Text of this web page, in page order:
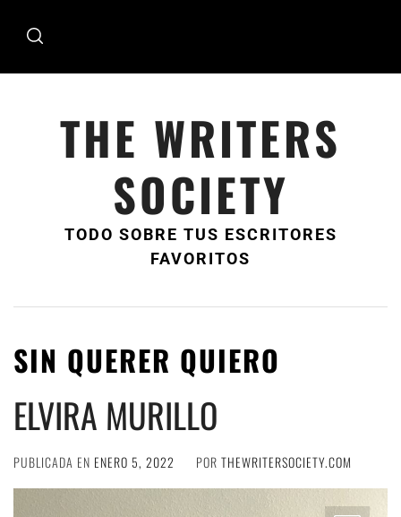
THE WRITERS
SOCIETY
TODO SOBRE TUS ESCRITORES
FAVORITOS
SIN QUERER QUIERO
ELVIRA MURILLO
PUBLICADA EN ENERO 5, 2022 POR THEWRITERSOCIETY.COM